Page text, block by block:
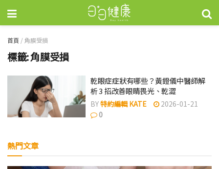
首頁 /角膜受損
標籤:角膜受損
乾眼症症狀有哪些？黃鐙儀中醫師解
析 3 招改善眼睛畏光、乾澀
BY特約編輯 KATE
2026-01-21
0
熱門文章